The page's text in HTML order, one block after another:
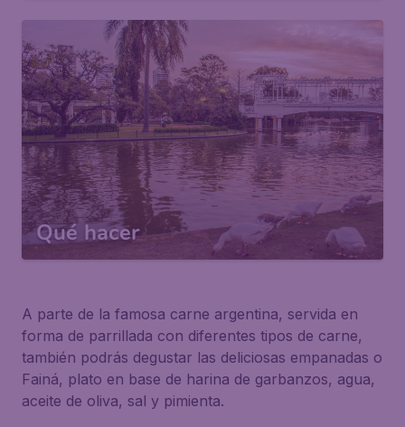
Qué hacer
A parte de la famosa carne argentina, servida en
forma de parrillada con diferentes tipos de carne,
también podrás degustar las deliciosas empanadas o
Fainá, plato en base de harina de garbanzos, agua,
aceite de oliva, sal y pimienta.